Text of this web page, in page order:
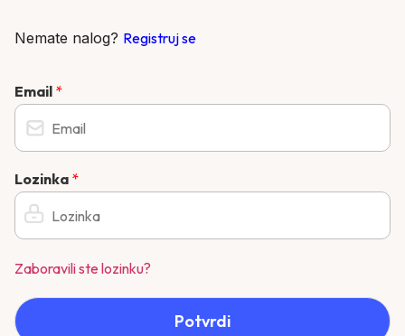
Nemate nalog? Registruj se
Email *
Lozinka *
Zaboravili ste lozinku?
Potvrdi